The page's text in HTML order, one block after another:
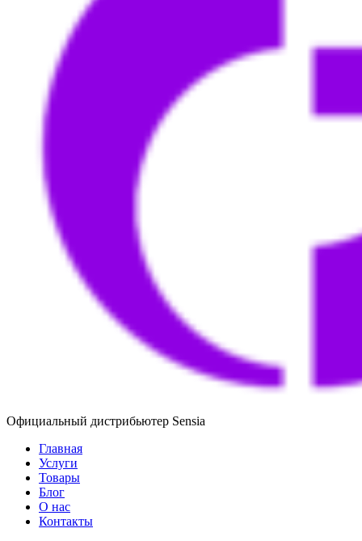
Официальный дистрибьютер Sensia
Главная
Услуги
Товары
Блог
О нас
Контакты